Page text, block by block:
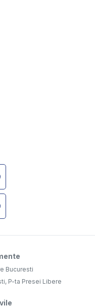
Bucuresti
P-ta Presei Libere